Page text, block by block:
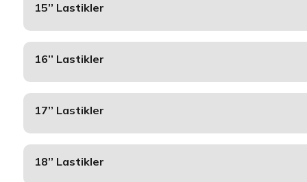
15’’ Lastikler
16’’ Lastikler
17’’ Lastikler
18’’ Lastikler